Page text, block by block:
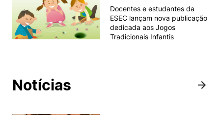
Docentes e estudantes da
ESEC lançam nova publicação
dedicada aos Jogos
Tradicionais Infantis
Notícias